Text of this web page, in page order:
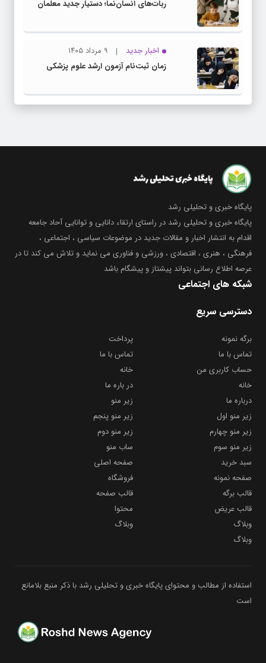
ربات‌های انسان‌نما؛ دستیار جدید معلمان
اخبار جدید
۹ مرداد ۱۴۰۵
زمان ثبت‌نام آزمون ارشد علوم پزشکی
پایگاه خبری و تحلیلی رشد
پایگاه خبری و تحلیلی رشد در راستای ارتقاء دانایی و توانایی آحاد جامعه
اقدام به انتشار اخبار و مقالات جدید در موضوعات سیاسی ، اجتماعی ،
فرهنگی ، هنری ، اقتصادی ، ورزشی و فناوری می نماید و تلاش می کند تا در
عرصه اطلاع رسانی بتواند پیشتاز و پیشگام باشد
شبکه های اجتماعی
دسترسی سریع
برگه نمونه
پرداخت
تماس با ما
تماس با ما
حساب کاربری من
خانه
خانه
در باره ما
درباره ما
زیر منو
زیر منو اول
زیر منو پنجم
زیر منو چهارم
زیر منو دوم
زیر منو سوم
ساب منو
سبد خرید
صفحه اصلی
صفحه نمونه
فروشگاه
قالب برگه
قالب صفحه
قالب عریض
محتوا
وبلاگ
وبلاگ
وبلاگ
استفاده از مطالب و محتوای پایگاه خبری و تحلیلی رشد با ذکر منبع بلامانع
است